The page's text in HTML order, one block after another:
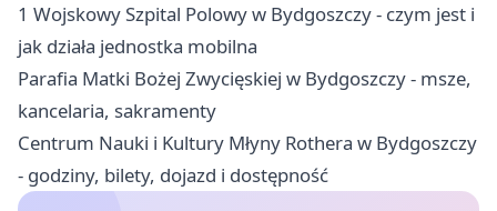
1 Wojskowy Szpital Polowy w Bydgoszczy - czym jest i
jak działa jednostka mobilna
Parafia Matki Bożej Zwycięskiej w Bydgoszczy - msze,
kancelaria, sakramenty
Centrum Nauki i Kultury Młyny Rothera w Bydgoszczy
- godziny, bilety, dojazd i dostępność